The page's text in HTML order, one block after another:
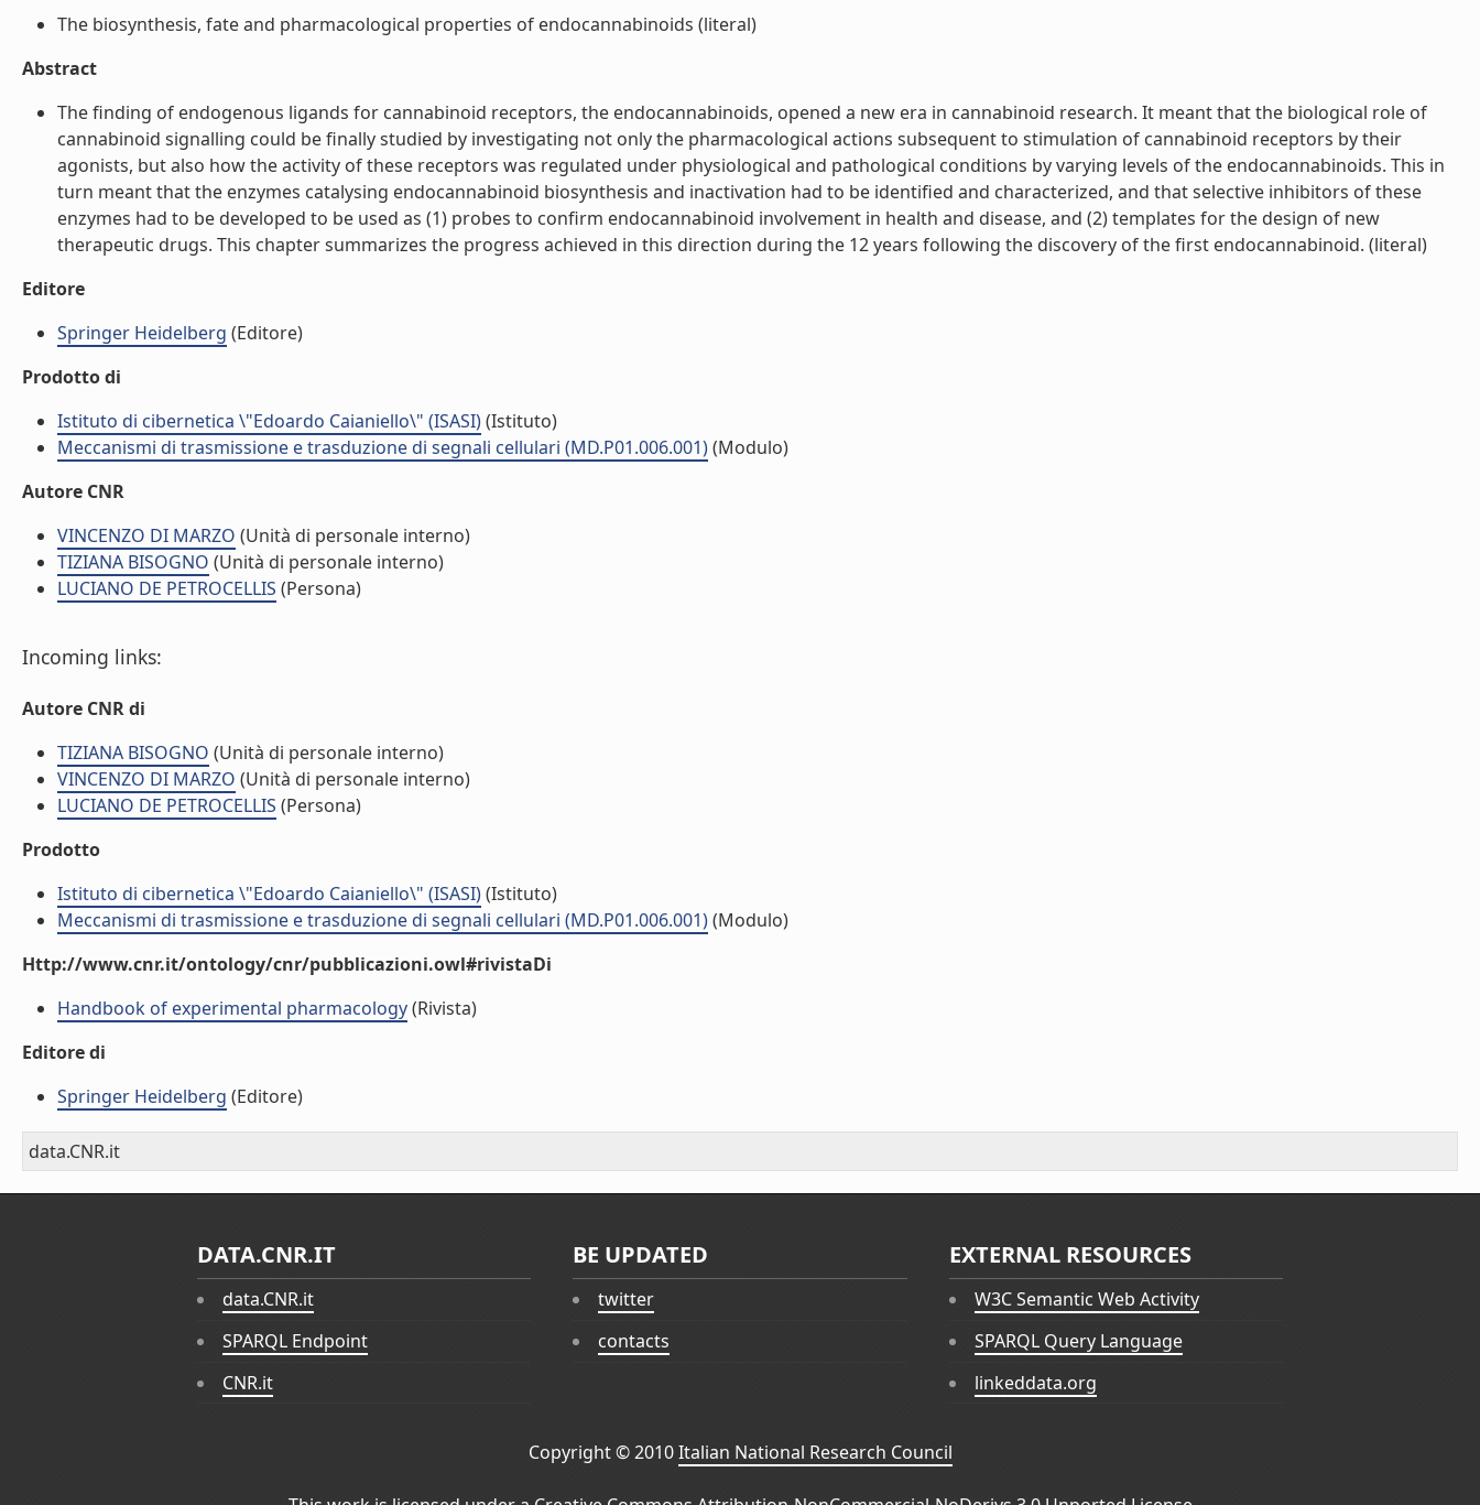
The biosynthesis, fate and pharmacological properties of endocannabinoids (literal)
Abstract
The finding of endogenous ligands for cannabinoid receptors, the endocannabinoids, opened a new era in cannabinoid research. It meant that the biological role of
cannabinoid signalling could be finally studied by investigating not only the pharmacological actions subsequent to stimulation of cannabinoid receptors by their
agonists, but also how the activity of these receptors was regulated under physiological and pathological conditions by varying levels of the endocannabinoids. This in
turn meant that the enzymes catalysing endocannabinoid biosynthesis and inactivation had to be identified and characterized, and that selective inhibitors of these
enzymes had to be developed to be used as (1) probes to confirm endocannabinoid involvement in health and disease, and (2) templates for the design of new
therapeutic drugs. This chapter summarizes the progress achieved in this direction during the 12 years following the discovery of the first endocannabinoid. (literal)
Editore
Springer Heidelberg (Editore)
Prodotto di
Istituto di cibernetica \"Edoardo Caianiello\" (ISASI)(Istituto)
Meccanismi di trasmissione e trasduzione di segnali cellulari (MD.P01.006.001)(Modulo)
Autore CNR
VINCENZO DI MARZO (Unità di personale interno)
TIZIANA BISOGNO (Unità di personale interno)
LUCIANO DE PETROCELLIS (Persona)
Incoming links:
Autore CNR di
TIZIANA BISOGNO (Unità di personale interno)
VINCENZO DI MARZO (Unità di personale interno)
LUCIANO DE PETROCELLIS (Persona)
Prodotto
Istituto di cibernetica \"Edoardo Caianiello\" (ISASI)(Istituto)
Meccanismi di trasmissione e trasduzione di segnali cellulari (MD.P01.006.001)(Modulo)
Http://www.cnr.it/ontology/cnr/pubblicazioni.owl#rivistaDi
Handbook of experimental pharmacology(Rivista)
Editore di
Springer Heidelberg (Editore)
data.CNR.it
DATA.CNR.IT
data.CNR.it
SPARQL Endpoint
CNR.it
BE UPDATED
twitter
contacts
EXTERNAL RESOURCES
W3C Semantic Web Activity
SPARQL Query Language
linkeddata.org
Copyright © 2010Italian National Research Council